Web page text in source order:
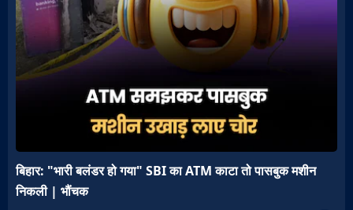
बिहार: "भारी बलंडर हो गया" SBI का ATM काटा तो पासबुक मशीन
निकली | भौंचक